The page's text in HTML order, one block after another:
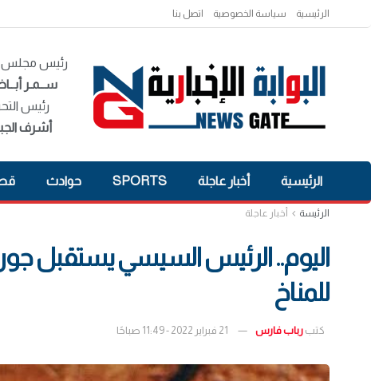
الرئيسية سياسة الخصوصية اتصل بنا
رئيس مجلس
ســمـر
رئيس
أشرف
الرئيسية أخبار عاجلة SPORTS حوادث
الرئيسة أخبار عاجلة
اليوم.. الرئيس السيسي يستقبل
للمناخ
كتب رباب فارس 21 فبراير 2022 - 11:49 صباحًا